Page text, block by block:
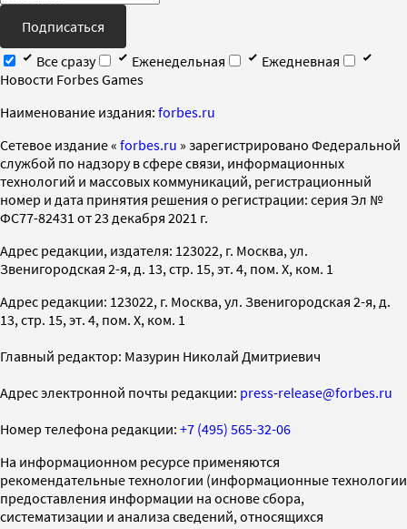
Подписаться
Все сразу
Еженедельная
Ежедневная
Новости Forbes Games
Наименование издания: forbes.ru
Cетевое издание « forbes.ru » зарегистрировано Федеральной
службой по надзору в сфере связи, информационных
технологий и массовых коммуникаций, регистрационный
номер и дата принятия решения о регистрации: серия Эл №
ФС77-82431 от 23 декабря 2021 г.
Адрес редакции, издателя: 123022, г. Москва, ул.
Звенигородская 2-я, д. 13, стр. 15, эт. 4, пом. X, ком. 1
Адрес редакции: 123022, г. Москва, ул. Звенигородская 2-я, д.
13, стр. 15, эт. 4, пом. X, ком. 1
Главный редактор: Мазурин Николай Дмитриевич
Адрес электронной почты редакции: press-release@forbes.ru
Номер телефона редакции: +7 (495) 565-32-06
На информационном ресурсе применяются
рекомендательные технологии (информационные технологии
предоставления информации на основе сбора,
систематизации и анализа сведений, относящихся